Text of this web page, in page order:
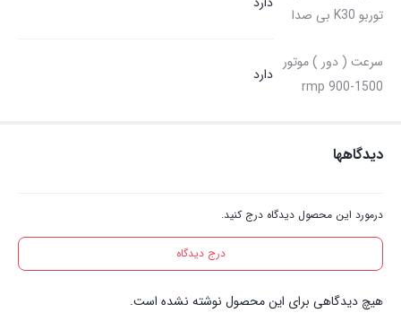
توربو K30 بی صدا
سرعت ( دور ) موتور
rmp 900-1500
دارد
دیدگاهها
درمورد این محصول دیدگاه درج کنید.
درج دیدگاه
هیچ دیدگاهی برای این محصول نوشته نشده است.